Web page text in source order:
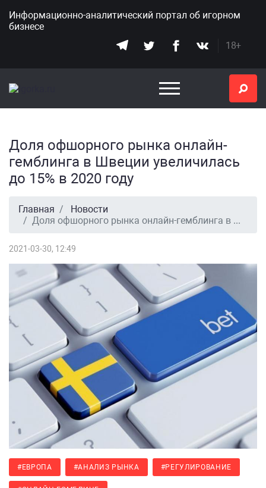
Информационно-аналитический портал об игорном
бизнесе
18+
Доля офшорного рынка онлайн-
гемблинга в Швеции увеличилась
до 15% в 2020 году
Главная
Новости
Доля офшорного рынка онлайн-гемблинга в Швеции увеличилась до 15% в 2020 году
2021-03-30, 12:49
#ЕВРОПА #АНАЛИЗ РЫНКА #РЕГУЛИРОВАНИЕ